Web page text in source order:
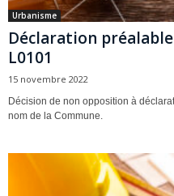
Urbanisme
Déclaration
L0101
15 novembre 2022
Décision de non opposition à
nom de la Commune.